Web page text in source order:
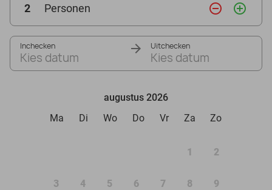
2 Personen remove_circle_outline add_circle_outline
Inchecken
Kies datum
Uitchecken
Kies datum
augustus 2026
Ma
Di Wo Do Vr Za Zo
1 2
3 4 5 6 7 8 9